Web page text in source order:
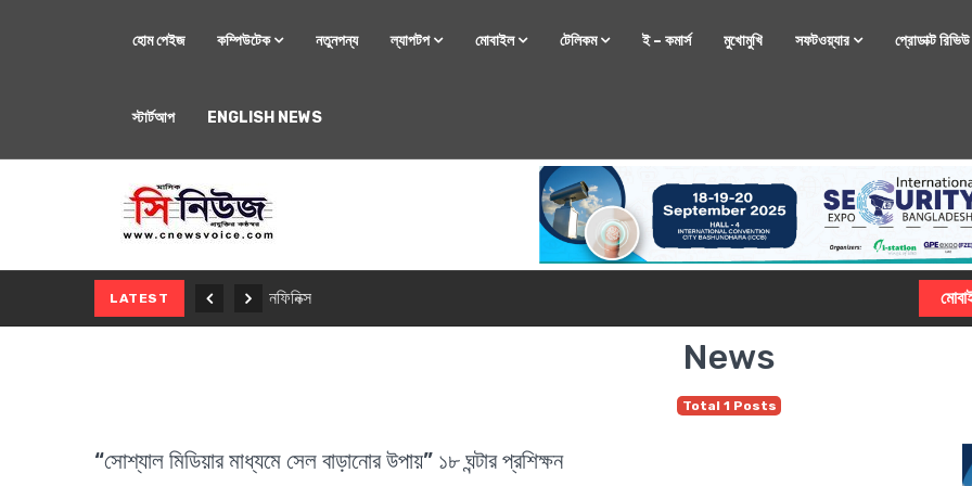
হোম পেইজ কম্পিউটেক নতুনপন্য ল্যাপটপ মোবাইল টেলিকম ই – কমার্স মুখোমুখি সফটওয়্যার প্রোডাক্ট রিভিউ
স্টার্টআপ ENGLISH NEWS
LATEST মোবাইল
News
Total 1 Posts
“সোশ্যাল মিডিয়ার মাধ্যমে সেল বাড়ানোর উপায়” ১৮ ঘন্টার প্রশিক্ষন